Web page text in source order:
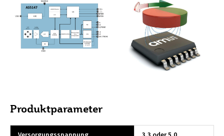
Produktparameter